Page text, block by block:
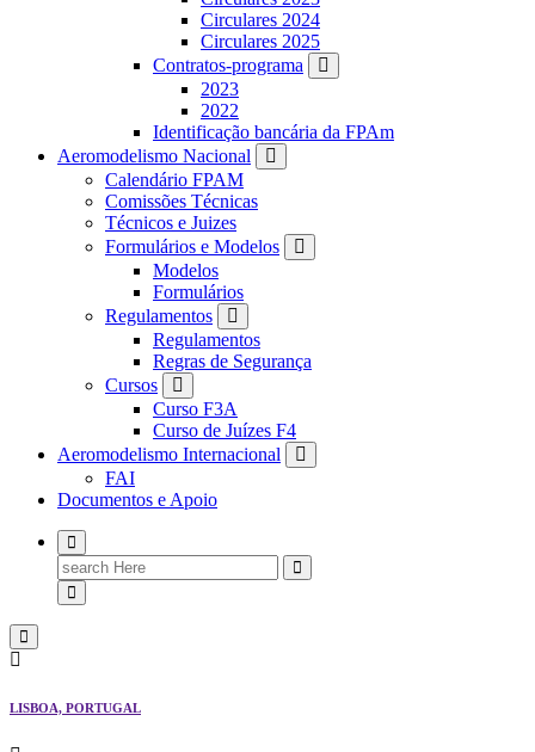
Circulares 2024
Circulares 2025
Contratos-programa
2023
2022
Identificação bancária da FPAm
Aeromodelismo Nacional
Calendário FPAM
Comissões Técnicas
Técnicos e Juizes
Formulários e Modelos
Modelos
Formulários
Regulamentos
Regulamentos
Regras de Segurança
Cursos
Curso F3A
Curso de Juízes F4
Aeromodelismo Internacional
FAI
Documentos e Apoio
Search
for:
LISBOA, PORTUGAL